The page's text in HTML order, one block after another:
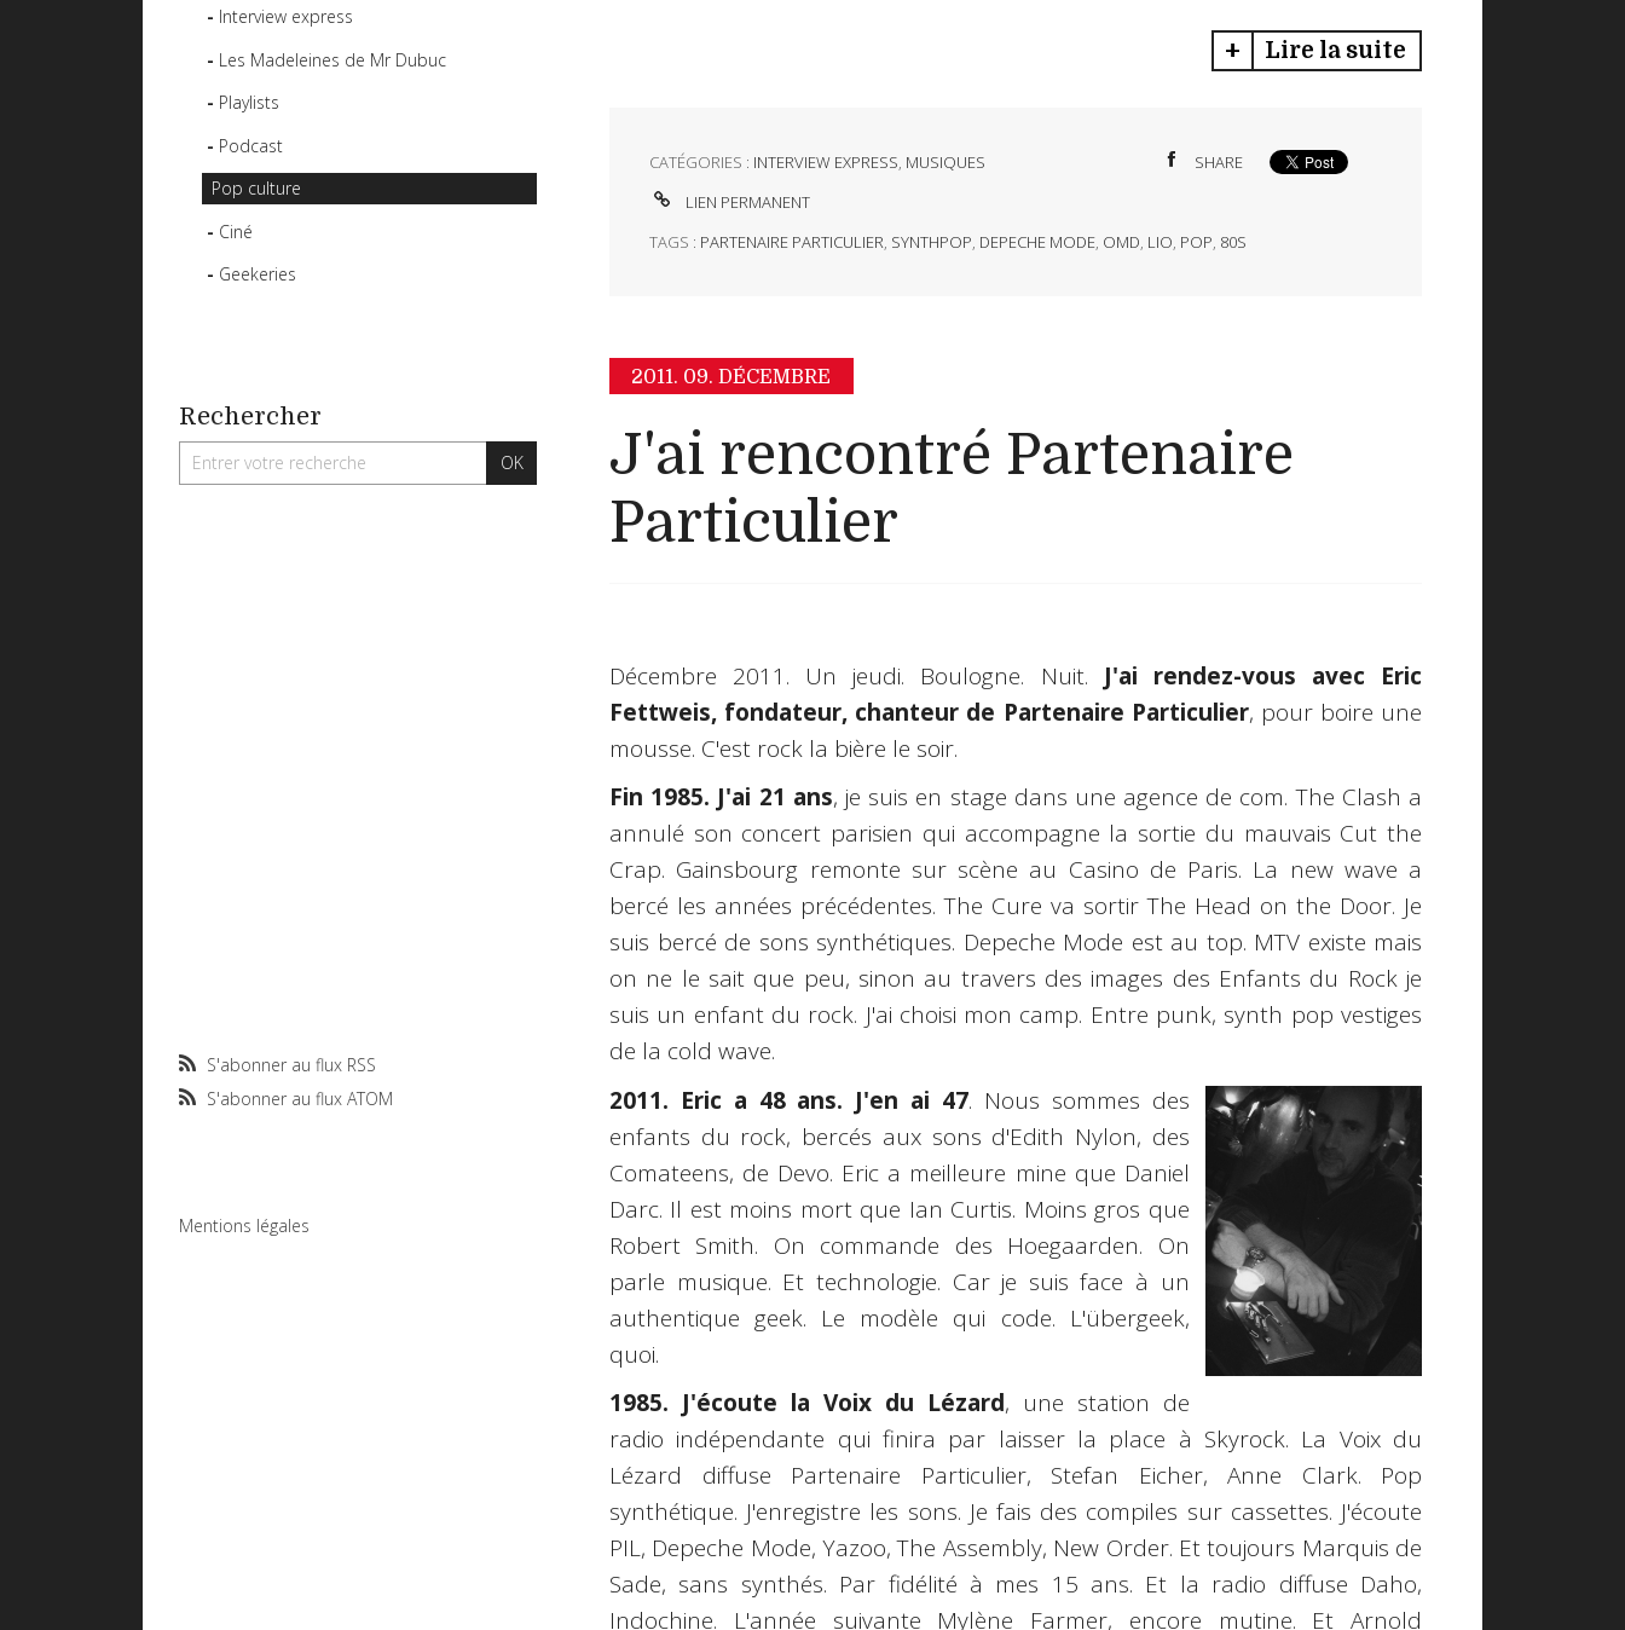
Interview express
Les Madeleines de Mr Dubuc
Playlists
Podcast
Pop culture
Ciné
Geekeries
Rechercher
S'abonner au flux RSS
S'abonner au flux ATOM
Mentions légales
Lire la suite
CATÉGORIES : INTERVIEW EXPRESS, MUSIQUES
SHARE
LIEN PERMANENT
TAGS : PARTENAIRE PARTICULIER, SYNTHPOP, DEPECHE MODE, OMD, LIO, POP, 80S
2011. 09. DÉCEMBRE
J'ai rencontré Partenaire
Particulier
Décembre 2011. Un jeudi. Boulogne. Nuit. J'ai rendez-vous avec Eric
Fettweis, fondateur, chanteur de Partenaire Particulier, pour boire une
mousse. C'est rock la bière le soir.
Fin 1985. J'ai 21 ans, je suis en stage dans une agence de com. The Clash a
annulé son concert parisien qui accompagne la sortie du mauvais Cut the
Crap. Gainsbourg remonte sur scène au Casino de Paris. La new wave a
bercé les années précédentes. The Cure va sortir The Head on the Door. Je
suis bercé de sons synthétiques. Depeche Mode est au top. MTV existe mais
on ne le sait que peu, sinon au travers des images des Enfants du Rock je
suis un enfant du rock. J'ai choisi mon camp. Entre punk, synth pop vestiges
de la cold wave.
2011. Eric a 48 ans. J'en ai 47. Nous sommes des
enfants du rock, bercés aux sons d'Edith Nylon, des
Comateens, de Devo. Eric a meilleure mine que Daniel
Darc. Il est moins mort que Ian Curtis. Moins gros que
Robert Smith. On commande des Hoegaarden. On
parle musique. Et technologie. Car je suis face à un
authentique geek. Le modèle qui code. L'übergeek,
quoi.
1985. J'écoute la Voix du Lézard, une station de
radio indépendante qui finira par laisser la place à Skyrock. La Voix du
Lézard diffuse Partenaire Particulier, Stefan Eicher, Anne Clark. Pop
synthétique. J'enregistre les sons. Je fais des compiles sur cassettes. J'écoute
PIL, Depeche Mode, Yazoo, The Assembly, New Order. Et toujours Marquis de
Sade, sans synthés. Par fidélité à mes 15 ans. Et la radio diffuse Daho,
Indochine. L'année suivante Mylène Farmer, encore mutine. Et Arnold